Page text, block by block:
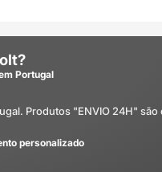
Portugal
Produtos "ENVIO 24H"
personalizado